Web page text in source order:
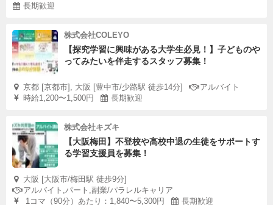
長期歓迎
株式会社COLEYO
【探究学習に興味がある大学生必見！】子どものや
ってみたいを伴走するスタッフ募集！
京都 [京都市], 大阪 [豊中市/少路駅 徒歩14分]
アルバイト
時給1,200〜1,500円
長期歓迎
株式会社キズキ
【大阪梅田】不登校や高校中退の生徒をサポートす
る学習支援員を募集！
大阪 [大阪市/梅田駅 徒歩9分]
アルバイト,パート,副業/パラレルキャリア
1コマ（90分）あたり：1,840〜5,300円
長期歓迎